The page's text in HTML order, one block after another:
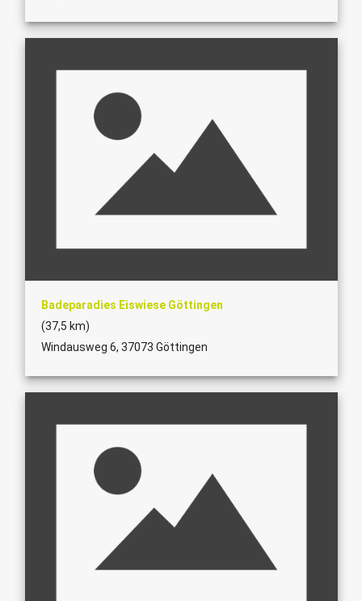
Badeparadies Eiswiese Göttingen
(37,5 km)
Windausweg 6, 37073 Göttingen